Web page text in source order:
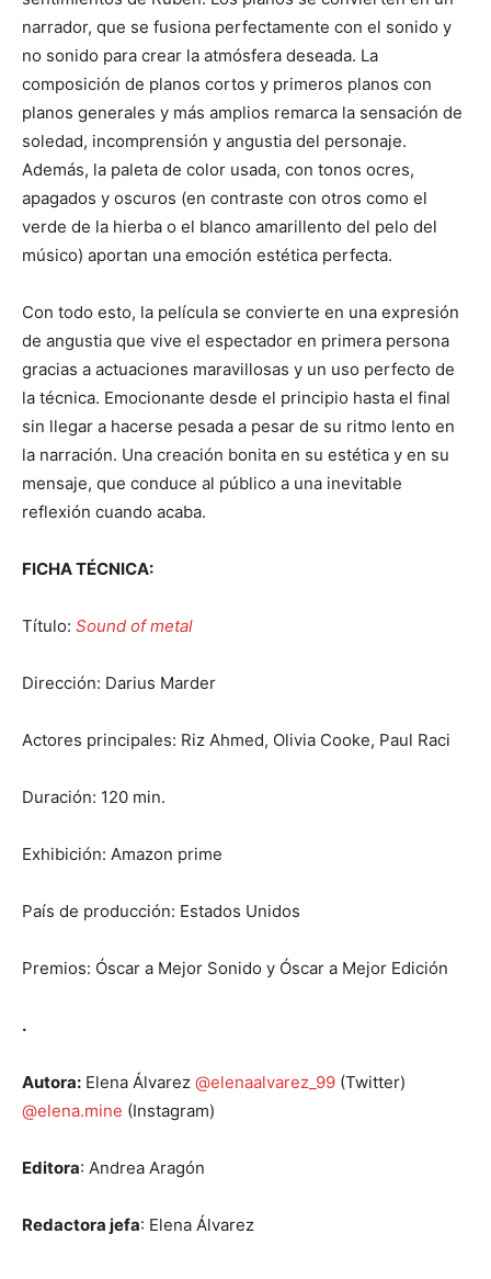
narrador, que se fusiona perfectamente con el sonido y
no sonido para crear la atmósfera deseada. La
composición de planos cortos y primeros planos con
planos generales y más amplios remarca la sensación de
soledad, incomprensión y angustia del personaje.
Además, la paleta de color usada, con tonos ocres,
apagados y oscuros (en contraste con otros como el
verde de la hierba o el blanco amarillento del pelo del
músico) aportan una emoción estética perfecta.
Con todo esto, la película se convierte en una expresión
de angustia que vive el espectador en primera persona
gracias a actuaciones maravillosas y un uso perfecto de
la técnica. Emocionante desde el principio hasta el final
sin llegar a hacerse pesada a pesar de su ritmo lento en
la narración. Una creación bonita en su estética y en su
mensaje, que conduce al público a una inevitable
reflexión cuando acaba.
FICHA TÉCNICA:
Título: Sound of metal
Dirección: Darius Marder
Actores principales: Riz Ahmed, Olivia Cooke, Paul Raci
Duración: 120 min.
Exhibición: Amazon prime
País de producción: Estados Unidos
Premios: Óscar a Mejor Sonido y Óscar a Mejor Edición
.
Autora: Elena Álvarez @elenaalvarez_99 (Twitter)
@elena.mine (Instagram)
Editora: Andrea Aragón
Redactora jefa: Elena Álvarez